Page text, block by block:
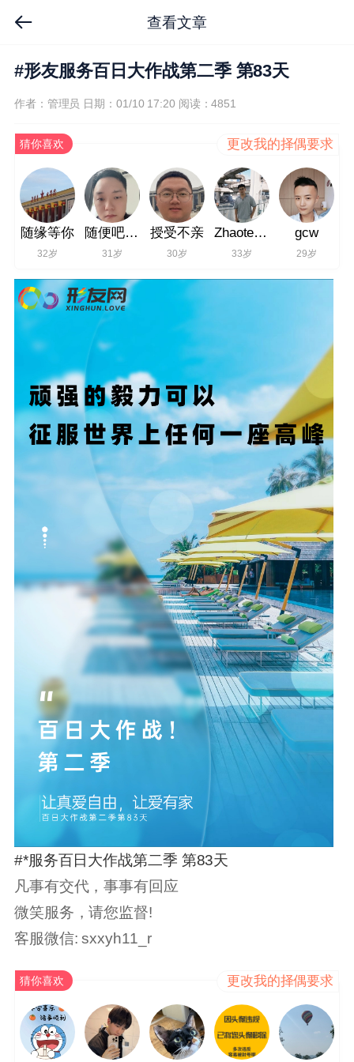
查看文章
#形友服务百日大作战第二季 第83天
作者：管理员 日期：01/10 17:20 阅读：4851
猜你喜欢 更改我的择偶要求
随缘等你
32岁
随便吧f237
31岁
授受不亲
30岁
Zhaotengchao
33岁
gcw
29岁
#*服务百日大作战第二季 第83天
凡事有交代，事事有回应
微笑服务，请您监督!
客服微信: sxxyh11_r
猜你喜欢 更改我的择偶要求